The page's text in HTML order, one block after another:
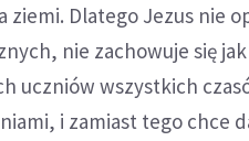
ziemi. Dlatego Jezus nie
nie zachowuje się
uczniów wszystkich
i zamiast tego chce